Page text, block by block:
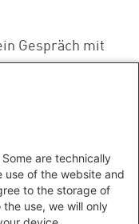
Gespräch mit
Berlin
are technically
use of the website and
to the storage of
use, we will only